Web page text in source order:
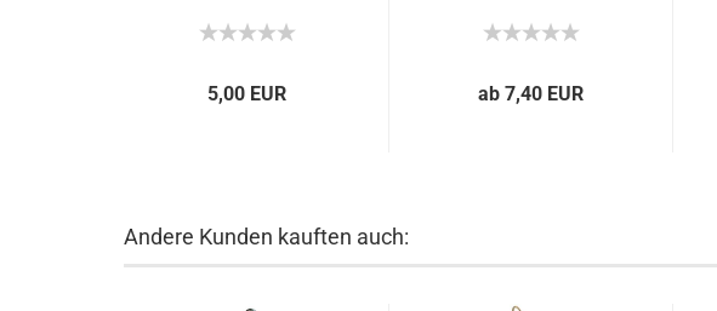
5,00 EUR ab 7,40 EUR
Andere Kunden kauften auch: